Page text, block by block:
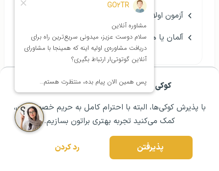
کوکی ها برای تجربه ی بهتر شما هستند!
با پذیرش کوکی‌ها، البته با احترام کامل به حریم خصوصیتون،
کمک می‌کنید تجربه بهتری براتون بسازیم.
پذیرفتن رد کردن
مشــاوره اولیه رایگان: ۰۲۱ ۴۳۰۰۰ ۰۲۱ رزرو مشاوره تخصصی
آزمون اولانگ فرانسه
آلمان یا هلند؟